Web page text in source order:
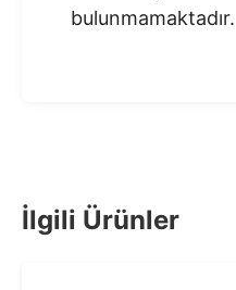
bulunmamaktadır.
İlgili Ürünler